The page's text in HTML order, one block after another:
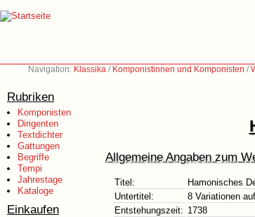
Navigation: Klassika / Komponistinnen und Komponisten /
Rubriken
Komponisten
Dirigenten
Textdichter
Gattungen
Begriffe
Tempi
Jahrestage
Kataloge
Einkaufen
Allgemeine Angaben zum
Titel:
Hamonisches
Untertitel:
8 Variationen
Entstehungszeit: 1738